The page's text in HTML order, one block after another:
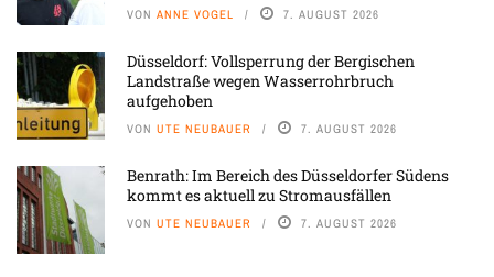
VON ANNE VOGEL 7. AUGUST 2026
Düsseldorf: Vollsperrung der Bergischen
Landstraße wegen Wasserrohrbruch
aufgehoben
VON UTE NEUBAUER 7. AUGUST 2026
Benrath: Im Bereich des Düsseldorfer Südens
kommt es aktuell zu Stromausfällen
VON UTE NEUBAUER 7. AUGUST 2026